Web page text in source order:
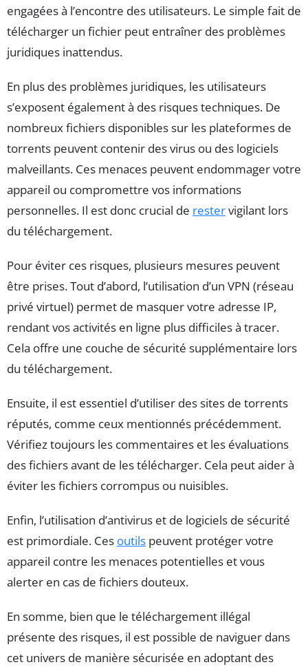
engagées à l’encontre des utilisateurs. Le simple fait de
télécharger un fichier peut entraîner des problèmes
juridiques inattendus.
En plus des problèmes juridiques, les utilisateurs
s’exposent également à des risques techniques. De
nombreux fichiers disponibles sur les plateformes de
torrents peuvent contenir des virus ou des logiciels
malveillants. Ces menaces peuvent endommager votre
appareil ou compromettre vos informations
personnelles. Il est donc crucial de restervigilant lors
du téléchargement.
Pour éviter ces risques, plusieurs mesures peuvent
être prises. Tout d’abord, l’utilisation d’un VPN (réseau
privé virtuel) permet de masquer votre adresse IP,
rendant vos activités en ligne plus difficiles à tracer.
Cela offre une couche de sécurité supplémentaire lors
du téléchargement.
Ensuite, il est essentiel d’utiliser des sites de torrents
réputés, comme ceux mentionnés précédemment.
Vérifiez toujours les commentaires et les évaluations
des fichiers avant de les télécharger. Cela peut aider à
éviter les fichiers corrompus ou nuisibles.
Enfin, l’utilisation d’antivirus et de logiciels de sécurité
est primordiale. Ces outils peuvent protéger votre
appareil contre les menaces potentielles et vous
alerter en cas de fichiers douteux.
En somme, bien que le téléchargement illégal
présente des risques, il est possible de naviguer dans
cet univers de manière sécurisée en adoptant des